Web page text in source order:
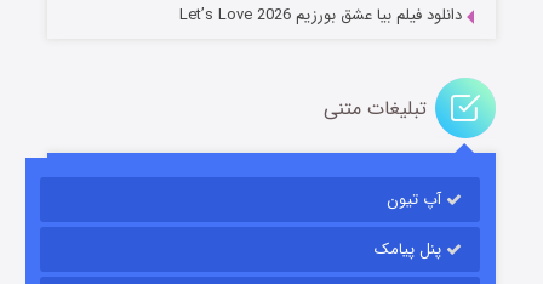
باب اسفنجی فصل ۱۷
قسمت۶ (زیرنویس) منتشر شد
دانلود فیلم بیا عشق بورزیم Let’s Love 2026
تبلیغات متنی
آپ تیون
پنل پیامک